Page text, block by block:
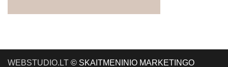
WEBSTUDIO.LT © SKAITMENINIO MARKETINGO